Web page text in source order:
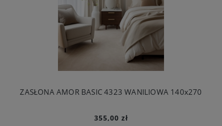
ZASŁONA AMOR BASIC 4323 WANILIOWA 140x270
355,00 zł